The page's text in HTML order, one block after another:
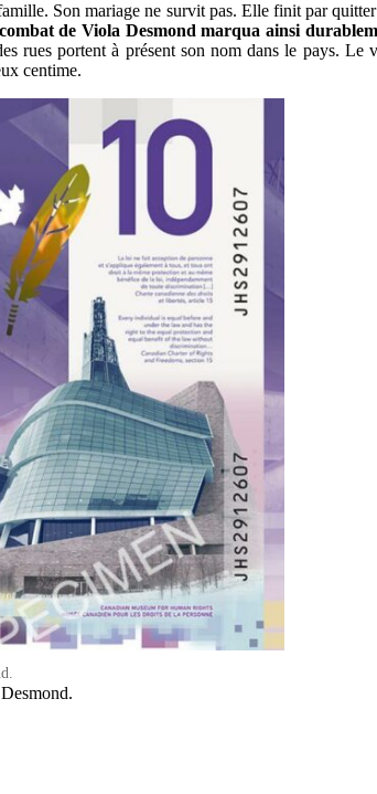
Son mariage ne survit pas. Elle finit par
de Viola Desmond marqua ainsi
rues portent à présent son nom dans le pays. Le
centime.